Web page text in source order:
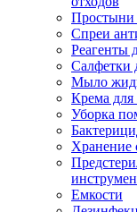
Простыни
Спреи
Реагенты
Салфетки
Мыло
Крема для
Уборка
Хранение
Емкости